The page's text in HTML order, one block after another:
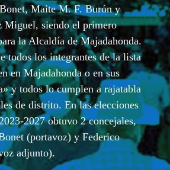
Maite M. F. Burón y
Miguel, siendo el primero
la Alcaldía de Majadahonda.
todos los integrantes de la lista
en Majadahonda o en sus
y todos lo cumplen a rajatabla
de distrito. En las elecciones
2027 obtuvo 2 concejales,
(portavoz) y Federico
adjunto).